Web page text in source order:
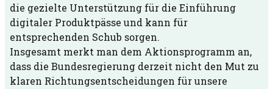
die gezielte Unterstützung für die Einführung
digitaler Produktpässe und kann für
entsprechenden Schub sorgen.
Insgesamt merkt man dem Aktionsprogramm an,
dass die Bundesregierung derzeit nicht den Mut zu
klaren Richtungsentscheidungen für unsere